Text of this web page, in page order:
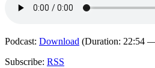
Podcast: Download (Duration: 22:54
Subscribe: RSS